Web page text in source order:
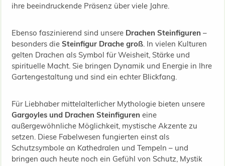
ihre beeindruckende Präsenz über viele Jahre.
Ebenso faszinierend sind unsere Drachen Steinfiguren –
besonders die Steinfigur Drache groß. In vielen Kulturen
gelten Drachen als Symbol für Weisheit, Stärke und
spirituelle Macht. Sie bringen Dynamik und Energie in Ihre
Gartengestaltung und sind ein echter Blickfang.
Für Liebhaber mittelalterlicher Mythologie bieten unsere
Gargoyles und Drachen Steinfiguren eine
außergewöhnliche Möglichkeit, mystische Akzente zu
setzen. Diese Fabelwesen fungierten einst als
Schutzsymbole an Kathedralen und Tempeln – und
bringen auch heute noch ein Gefühl von Schutz, Mystik